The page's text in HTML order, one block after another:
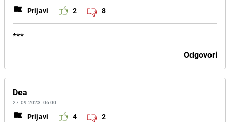
Prijavi 2 8
***
Odgovori
Dea
27.09.2023. 06:00
Prijavi 4 2